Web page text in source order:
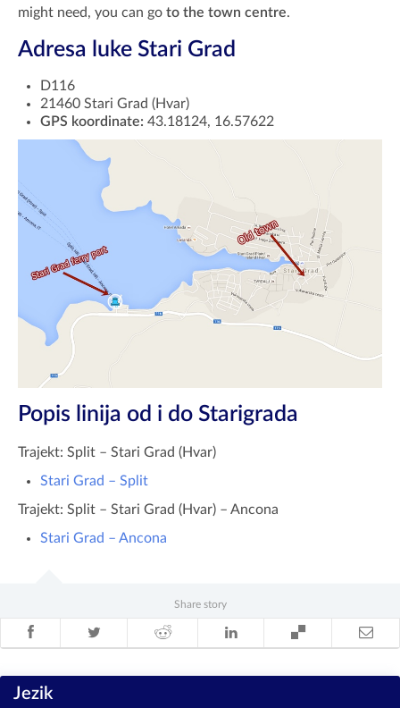
might need, you can go to the town centre.
Adresa luke Stari Grad
D116
21460 Stari Grad (Hvar)
GPS koordinate: 43.18124, 16.57622
Popis linija od i do Starigrada
Trajekt: Split – Stari Grad (Hvar)
Stari Grad – Split
Trajekt: Split – Stari Grad (Hvar) – Ancona
Stari Grad – Ancona
Share story
Jezik